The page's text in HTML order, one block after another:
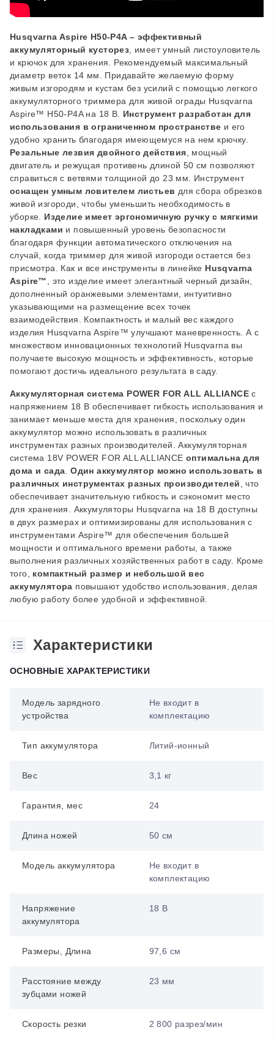
Husqvarna Aspire H50-P4A – эффективный
аккумуляторный кусторез , имеет умный листоуловитель
и крючок для хранения. Рекомендуемый максимальный
диаметр веток 14 мм. Придавайте желаемую форму
живым изгородям и кустам без усилий с помощью легкого
аккумуляторного триммера для живой ограды Husqvarna
Aspire™ H50-P4A на 18 В. Инструмент разработан для
использования в ограниченном пространстве и его
удобно хранить благодаря имеющемуся на нем крючку.
Резальные лезвия двойного действия , мощный
двигатель и режущая противень длиной 50 см позволяют
справиться с ветвями толщиной до 23 мм.
Инструмент
оснащен умным ловителем листьев для сбора обрезков
живой изгороди, чтобы уменьшить необходимость в
уборке. Изделие имеет эргономичную ручку с мягкими
накладками и повышенный уровень безопасности
благодаря функции автоматического отключения на
случай, когда триммер для живой изгороди остается без
присмотра. Как и все инструменты в линейке Husqvarna
Aspire™
, это изделие имеет элегантный черный дизайн,
дополненный оранжевыми элементами, интуитивно
указывающими на размещение всех точек
взаимодействия. Компактность и малый вес каждого
изделия Husqvarna Aspire™ улучшают маневренность. А с
множеством инновационных технологий Husqvarna вы
получаете высокую мощность и эффективность, которые
помогают достичь идеального результата в саду.
Аккумуляторная система POWER FOR ALL ALLIANCE с
напряжением 18 В обеспечивает гибкость использования и
занимает меньше места для хранения, поскольку один
аккумулятор можно использовать в различных
инструментах разных производителей. Аккумуляторная
система 18V POWER FOR ALL ALLIANCE оптимальна для
дома и сада .Один аккумулятор можно использовать в
различных инструментах разных производителей
, что
обеспечивает значительную гибкость и сэкономит место
для хранения.
Аккумуляторы Husqvarna на 18 В доступны
в двух размерах и оптимизированы для использования с
инструментами Aspire™ для обеспечения большей
мощности и оптимального времени работы, а также
выполнения различных хозяйственных работ в саду. Кроме
того, компактный размер и небольшой вес
аккумулятора повышают удобство использования, делая
любую работу более удобной и эффективной.
Характеристики
ОСНОВНЫЕ ХАРАКТЕРИСТИКИ
Модель зарядного
устройства
Не входит в
комплектацию
Тип аккумулятора Литий-ионный
Вес 3,1 кг
Гарантия, мес 24
Длина ножей 50 см
Модель аккумулятора
Не входит в
комплектацию
Напряжение
аккумулятора
18 B
Размеры, Длина 97,6 см
Расстояние между
зубцами ножей
23 мм
Скорость резки 2 800 разрез/мин